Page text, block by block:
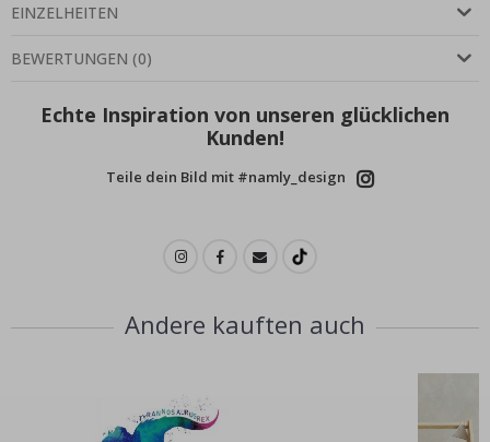
EINZELHEITEN
BEWERTUNGEN (0)
Echte Inspiration von unseren glücklichen
Kunden!
Teile dein Bild mit #namly_design
Andere kauften auch